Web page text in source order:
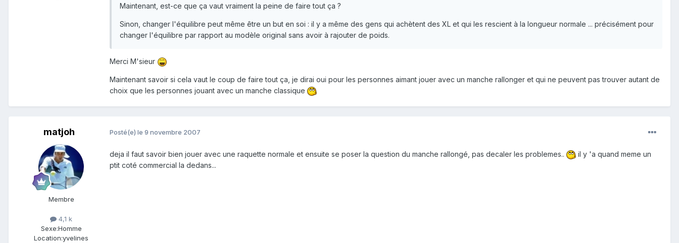
Maintenant, est-ce que ça vaut vraiment la peine de faire tout ça ?
Sinon, changer l'équilibre peut même être un but en soi : il y a même des gens qui achètent des XL et qui les rescient à la longueur normale ... précisément pour
changer l'équilibre par rapport au modèle original sans avoir à rajouter de poids.
Merci M'sieur
Maintenant savoir si cela vaut le coup de faire tout ça, je dirai oui pour les personnes aimant jouer avec un manche rallonger et qui ne peuvent pas trouver autant de
choix que les personnes jouant avec un manche classique
matjoh
Membre
4,1 k
Sexe:Homme
Location:yvelines
Posté(e) le 9 novembre 2007
deja il faut savoir bien jouer avec une raquette normale et ensuite se poser la question du manche rallongé, pas decaler les problemes..
il y 'a quand meme un
ptit coté commercial la dedans...